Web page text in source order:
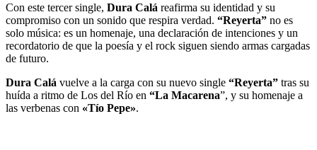
Con este tercer single, Dura Calá reafirma su identidad y su
compromiso con un sonido que respira verdad. “Reyerta” no es
solo música: es un homenaje, una declaración de intenciones y un
recordatorio de que la poesía y el rock siguen siendo armas cargadas
de futuro.
Dura Calá vuelve a la carga con su nuevo single “Reyerta” tras su
huída a ritmo de Los del Río en “La Macarena”, y su homenaje a
las verbenas con «Tío Pepe».